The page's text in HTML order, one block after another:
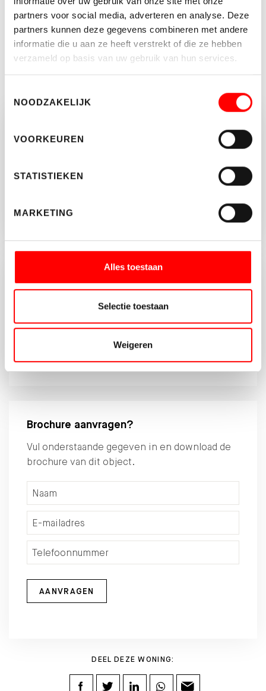
partners voor social media, adverteren en analyse. Deze
partners kunnen deze gegevens combineren met andere
informatie die u aan ze heeft verstrekt of die ze hebben
verzameld op basis van uw gebruik van hun services.
NOODZAKELIJK
VOORKEUREN
STATISTIEKEN
MARKETING
Alles toestaan
Selectie toestaan
Weigeren
DOOR HET VERSTUREN VAN DIT FORMULIER GEEF IK AAN
WALTMANN MAKELAARS TOESTEMMING OM PER E-MAIL
CONTACT MET MIJ OP TE NEMEN OVER DEZE WONING.
Vragen of opmerkingen?
Bentum.
INFO@WALTMANN.NL
Reinier Bruin geeft onafhankelijk
DEMEERN870@HYPOTHEEKSHOP.NL
Brochure aanvragen?
Vul onderstaande gegeven in en download de
brochure van dit object.
AANVRAGEN
DEEL DEZE WONING: